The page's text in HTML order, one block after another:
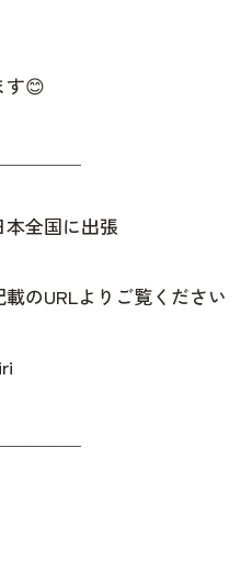
す😊
全国に出張
のURLよりご覧ください